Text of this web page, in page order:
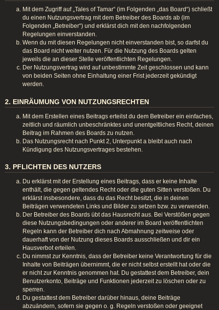
Mit dem Zugriff auf „Tales of Tamar“ (im Folgenden „das Board“) schließt
du einen Nutzungsvertrag mit dem Betreiber des Boards ab (im
Folgenden „Betreiber“) und erklärst dich mit den nachfolgenden
Regelungen einverstanden.
Wenn du mit diesen Regelungen nicht einverstanden bist, so darfst du
das Board nicht weiter nutzen. Für die Nutzung des Boards gelten
jeweils die an dieser Stelle veröffentlichten Regelungen.
Der Nutzungsvertrag wird auf unbestimmte Zeit geschlossen und kann
von beiden Seiten ohne Einhaltung einer Frist jederzeit gekündigt
werden.
2. EINRÄUMUNG VON NUTZUNGSRECHTEN
Mit dem Erstellen eines Beitrags erteilst du dem Betreiber ein einfaches,
zeitlich und räumlich unbeschränktes und unentgeltliches Recht, deinen
Beitrag im Rahmen des Boards zu nutzen.
Das Nutzungsrecht nach Punkt 2, Unterpunkt a bleibt auch nach
Kündigung des Nutzungsvertrages bestehen.
3. PFLICHTEN DES NUTZERS
Du erklärst mit der Erstellung eines Beitrags, dass er keine Inhalte
enthält, die gegen geltendes Recht oder die guten Sitten verstoßen. Du
erklärst insbesondere, dass du das Recht besitzt, die in deinen
Beiträgen verwendeten Links und Bilder zu setzen bzw. zu verwenden.
Der Betreiber des Boards übt das Hausrecht aus. Bei Verstößen gegen
diese Nutzungsbedingungen oder anderer im Board veröffentlichten
Regeln kann der Betreiber dich nach Abmahnung zeitweise oder
dauerhaft von der Nutzung dieses Boards ausschließen und dir ein
Hausverbot erteilen.
Du nimmst zur Kenntnis, dass der Betreiber keine Verantwortung für die
Inhalte von Beiträgen übernimmt, die er nicht selbst erstellt hat oder die
er nicht zur Kenntnis genommen hat. Du gestattest dem Betreiber, dein
Benutzerkonto, Beiträge und Funktionen jederzeit zu löschen oder zu
sperren.
Du gestattest dem Betreiber darüber hinaus, deine Beiträge
abzuändern, sofern sie gegen o. g. Regeln verstoßen oder geeignet